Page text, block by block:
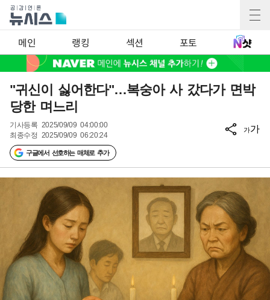
메인 랭킹 섹션 포토
"귀신이 싫어한다"…복숭아 사 갔다가 면박
당한 며느리
기사등록 2025/09/09 04:00:00
최종수정 2025/09/09 06:20:24
구글에서 선호하는 매체로 추가
가가